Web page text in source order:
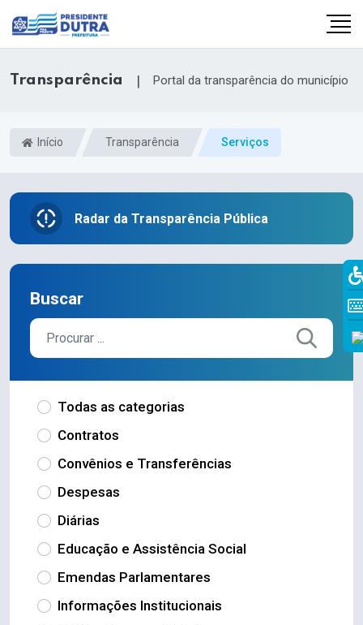
Transparência | Portal da transparência do município
Início Transparência Serviços
Radar da Transparência Pública
Buscar
Todas as categorias
Contratos
Convênios e Transferências
Despesas
Diárias
Educação e Assistência Social
Emendas Parlamentares
Informações Institucionais